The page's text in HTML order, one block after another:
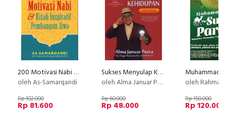
200 Motivasi Nabi & Kisah Inspiratif Pembangun Jiwa
oleh As-Samarqandi
Rp 102.000
Rp 81.600
Sukses Menyulap Kehidupan - Magic Motivation The Series
oleh Alma Januar Putra
Rp 60.000
Rp 48.000
oleh
Rp 150.000
Rp 120.000